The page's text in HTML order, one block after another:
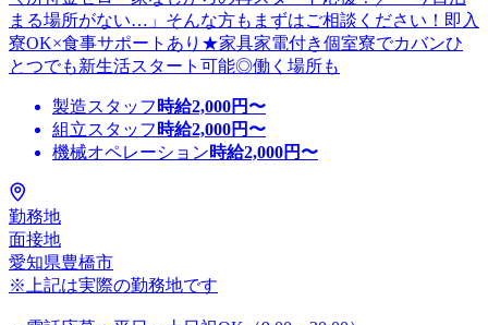
まる場所がない…」そんな方もまずはご相談ください！即入
寮OK×食事サポートあり★家具家電付き個室寮でカバンひ
とつでも新生活スタート可能◎働く場所も
製造スタッフ 時給2,000円〜
組立スタッフ 時給2,000円〜
機械オペレーション時給2,000円〜
勤務地
面接地
愛知県豊橋市
※上記は実際の勤務地です